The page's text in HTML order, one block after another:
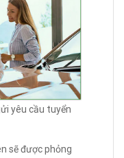
yêu cầu tuyển
sẽ được phỏng